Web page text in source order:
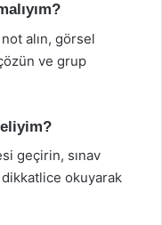
alın, görsel
ve grup
geçirin, sınav
dikkatlice okuyarak